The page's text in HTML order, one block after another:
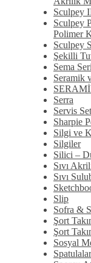
Sculpey
Sculpey
Polimer
Sculpey
Şekilli
Sema
Seramik
Serra
Servis
Sharpie
Silgi ve
Silgiler
Silici –
Sıvı
Sıvı
Slip
Sofra &
Şort
Şort
Sosyal
Spatulalar